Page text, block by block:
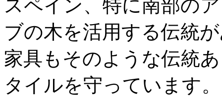
スペイン、特に南部の
ブの木を活用する伝統
家具もそのような伝統
タイルを守っています。